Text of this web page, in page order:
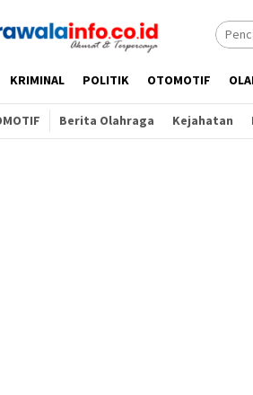
KRIMINAL POLITIK OTOMOTIF
Berita Olahraga Kejahatan